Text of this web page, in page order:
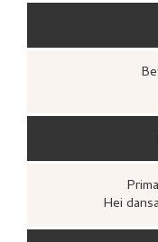
Hei